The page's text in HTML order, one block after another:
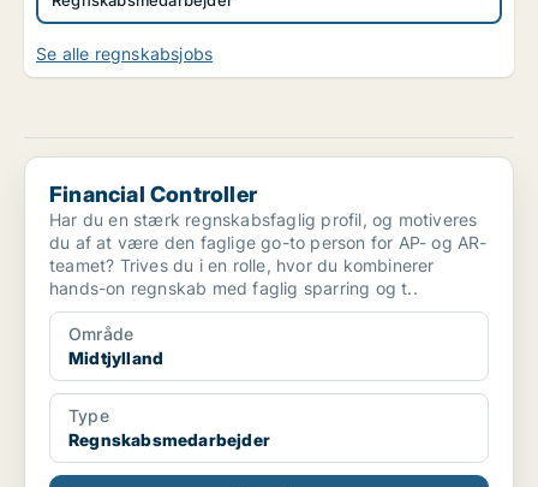
Se alle regnskabsjobs
Financial Controller
Financial Controller
Har du en stærk regnskabsfaglig profil, og motiveres
du af at være den faglige go-to person for AP- og AR-
teamet? Trives du i en rolle, hvor du kombinerer
hands-on regnskab med faglig sparring og t..
Område
Midtjylland
Type
Regnskabsmedarbejder